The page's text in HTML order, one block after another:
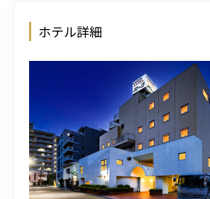
ホテル詳細